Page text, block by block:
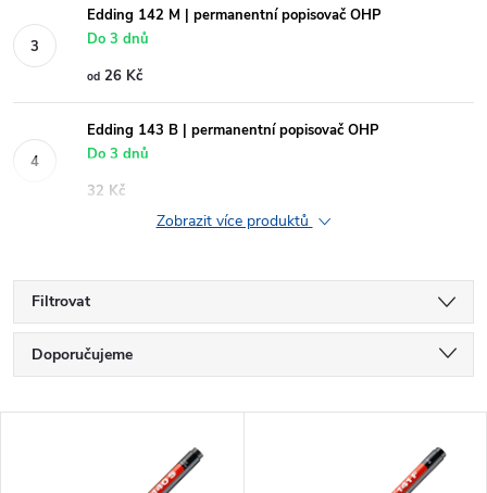
Edding 142 M | permanentní popisovač OHP
Do 3 dnů
od 26 Kč
Edding 143 B | permanentní popisovač OHP
Do 3 dnů
32 Kč
Zobrazit více produktů
Filtrovat
Ř
a
Doporučujeme